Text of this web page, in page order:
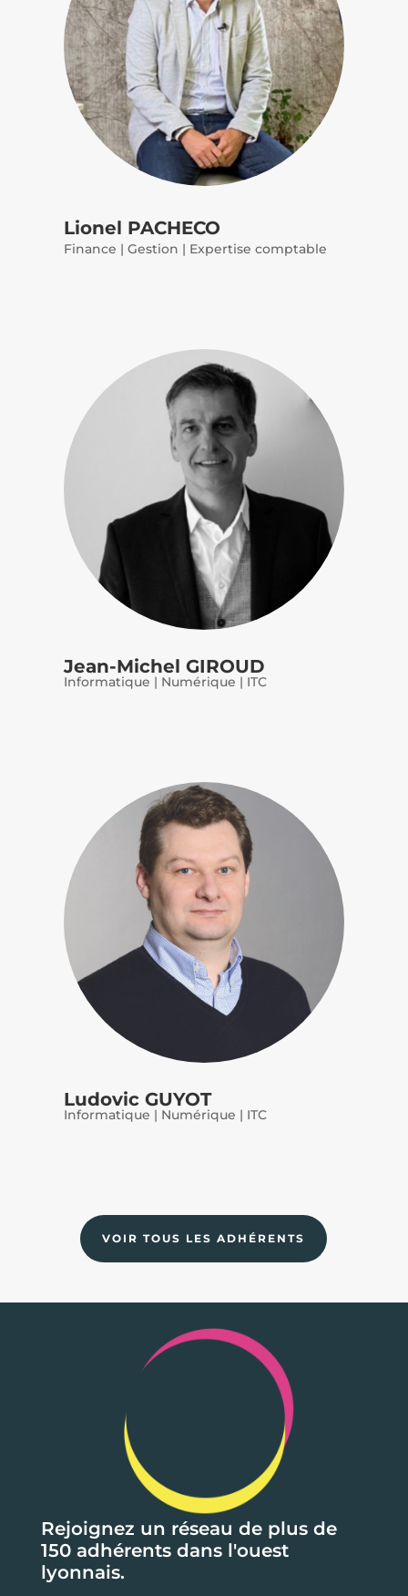
Lionel PACHECO
Finance | Gestion | Expertise comptable
Jean-Michel GIROUD
Informatique | Numérique | ITC
Ludovic GUYOT
Informatique | Numérique | ITC
VOIR TOUS LES ADHÉRENTS
Rejoignez un réseau de plus de
150 adhérents dans l'ouest
lyonnais.